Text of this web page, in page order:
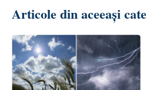
Articole din aceeași